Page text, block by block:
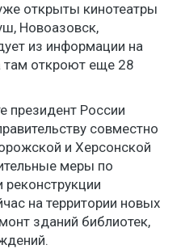
открыты кинотеатры
Новоазовск,
из информации на
там откроют еще 28
президент России
совместно
и Херсонской
меры по
на территории новых
зданий библиотек,